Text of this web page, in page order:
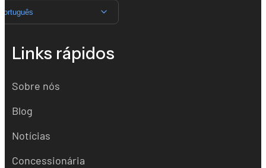
Links rápidos
Sobre nós
Blog
Notícias
Concessionária